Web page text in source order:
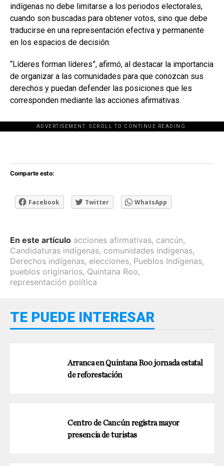
indígenas no debe limitarse a los periodos electorales,
cuando son buscadas para obtener votos, sino que debe
traducirse en una representación efectiva y permanente
en los espacios de decisión.
“Líderes forman líderes”, afirmó, al destacar la importancia
de organizar a las comunidades para que conozcan sus
derechos y puedan defender las posiciones que les
corresponden mediante las acciones afirmativas.
ADVERTISEMENT. SCROLL TO CONTINUE READING.
[adsforwp id="243463"]
Comparte esto:
Facebook Twitter WhatsApp
En este artículo acciones afirmativas, cancún,
Candidaturas indígenas, comunidades indígenas,
Derechos indígenas, elecciones, Pueblos Indígenas,
pueblos originarios, Quintana Roo,
representación política
TE PUEDE INTERESAR
Arranca en Quintana Roo jornada estatal
de reforestación
Centro de Cancún registra mayor
presencia de turistas